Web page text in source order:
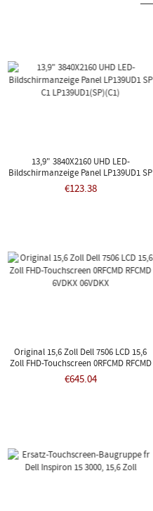
13,9" 3840X2160 UHD LED-
Bildschirmanzeige Panel LP139UD1 SP
C1 LP139UD1(SP)(C1)
€123.38
Original 15,6 Zoll Dell 7506 LCD 15,6
Zoll FHD-Touchscreen 0RFCMD RFCMD
6VDKX 06VDKX
€645.04